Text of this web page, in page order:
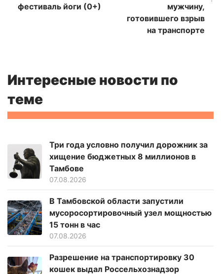
фестиваль йоги (0+)
мужчину,
готовившего взрыв
на транспорте
Интересные новости по
теме
Три года условно получил дорожник за
хищение бюджетных 8 миллионов в
Тамбове
07.08.2026
В Тамбовской области запустили
мусоросортировочный узел мощностью
15 тонн в час
07.08.2026
Разрешение на транспортировку 30
кошек выдал Россельхознадзор